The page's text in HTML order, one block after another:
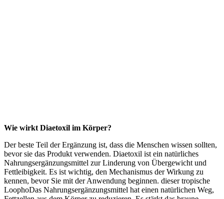
Wie wirkt Diaetoxil im Körper?
Der beste Teil der Ergänzung ist, dass die Menschen wissen sollten,
bevor sie das Produkt verwenden. Diaetoxil ist ein natürliches
Nahrungsergänzungsmittel zur Linderung von Übergewicht und
Fettleibigkeit. Es ist wichtig, den Mechanismus der Wirkung zu
kennen, bevor Sie mit der Anwendung beginnen. dieser tropische
LoophoDas Nahrungsergänzungsmittel hat einen natürlichen Weg,